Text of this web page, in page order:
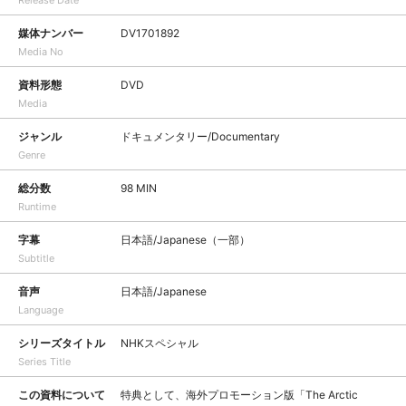
媒体ナンバー
Media No
DV1701892
資料形態
Media
DVD
ジャンル
Genre
ドキュメンタリー/Documentary
総分数
Runtime
98 MIN
字幕
Subtitle
日本語/Japanese（一部）
音声
Language
日本語/Japanese
シリーズタイトル
Series Title
NHKスペシャル
この資料について 特典として、海外プロモーション版「The Arctic